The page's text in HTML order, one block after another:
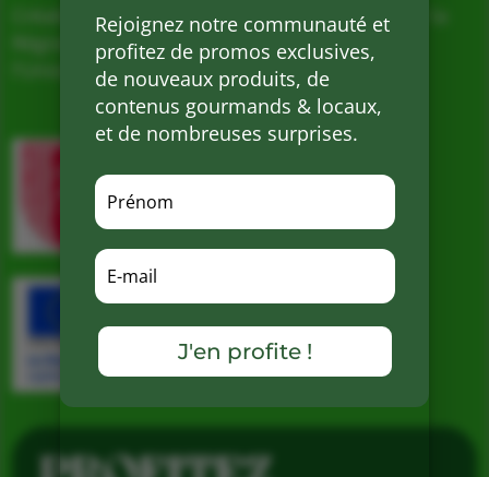
Création d’un nouveau magasin, soutenu par la
Région Nouvelle Aquitaine et cofinancé par
l’Union européenne
Rejoignez notre communauté et
profitez de promos exclusives,
de nouveaux produits, de
contenus gourmands & locaux,
et de nombreuses surprises.
J'en profite !